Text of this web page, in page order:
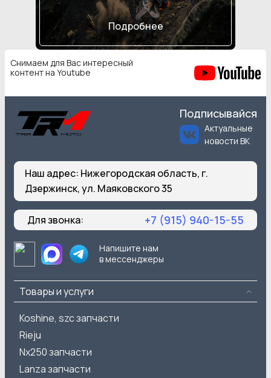
Подробнее
Снимаем для Вас интересный
контент на Youtube
Подписывайся
Актуальные
новости ВК
Наш адрес: Нижегородская область, г.
Дзержинск, ул. Маяковского 35
Для звонка: +7 (915) 940-15-55
Напишите нам
в мессенджеры
Товары и услуги
Koshine, szc запчасти
Rieju
Nx250 запчасти
Lanza запчасти